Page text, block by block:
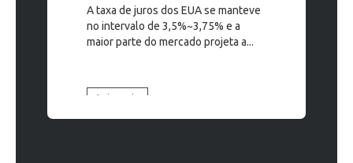
A taxa de juros dos EUA se manteve
no intervalo de 3,5%~3,75% e a
maior parte do mercado projeta a...
Leia mais